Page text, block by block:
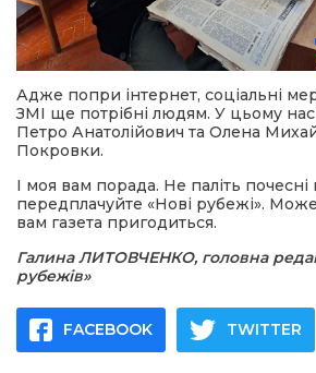
Адже попри інтернет, соціальні
ЗМІ ще потрібні людям. У цьому
Петро Анатолійович та Олена
Покровки.
І моя вам порада. Не паліть почесні
передплачуйте «Нові рубежі».
вам газета пригодиться.
Галина ЛИТОВЧЕНКО, головна
рубежів»
FACEBOOK TWITTER